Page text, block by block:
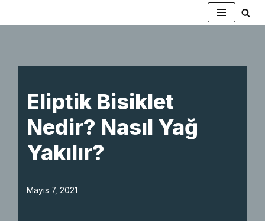
Eliptik Bisiklet
Nedir? Nasıl Yağ
Yakılır?
Mayıs 7, 2021